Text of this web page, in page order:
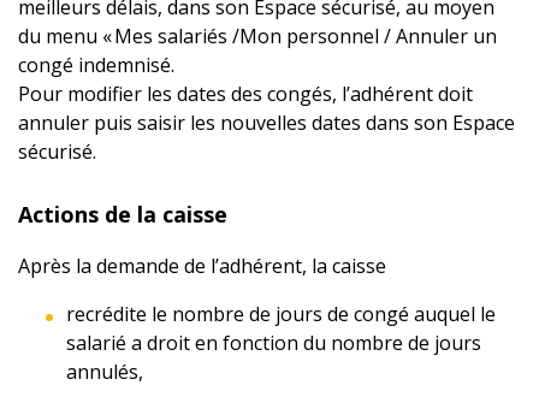
meilleurs délais, dans son Espace sécurisé, au moyen
du menu « Mes salariés /Mon personnel / Annuler un
congé indemnisé.
Pour modifier les dates des congés, l’adhérent doit
annuler puis saisir les nouvelles dates dans son Espace
sécurisé.
Actions de la caisse
Après la demande de l’adhérent, la caisse
recrédite le nombre de jours de congé auquel le
salarié a droit en fonction du nombre de jours
annulés,